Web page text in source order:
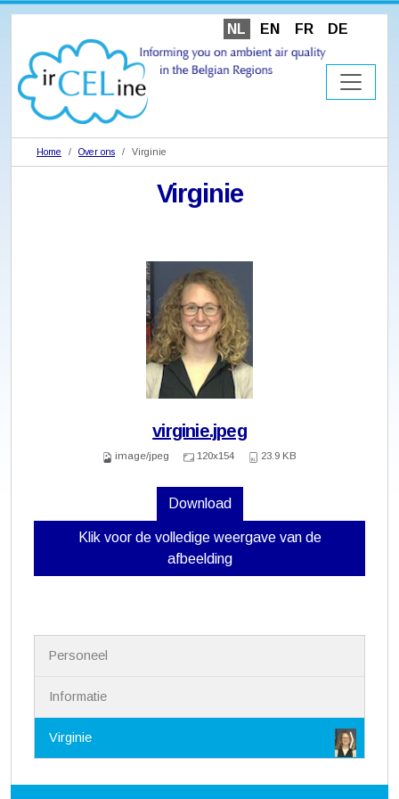
NL EN FR DE
Home Over ons Virginie
Virginie
virginie.jpeg
image/jpeg 120x154 23.9 KB
Download
Klik voor de volledige weergave van de
afbeelding
i
Personeel
Informatie
Virginie